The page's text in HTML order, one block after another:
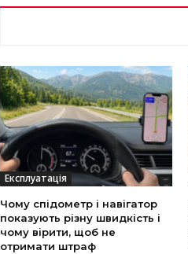
Експлуатація
Чому спідометр і навігатор
показують різну швидкість і
чому вірити, щоб не
отримати штраф